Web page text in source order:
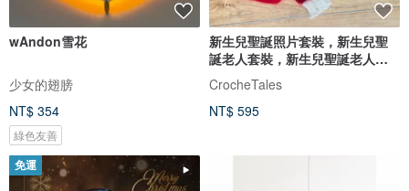
wAndon雪花
少女的翅膀
NT$ 354
綠色友善
新生兒聖誕照片套裝，新生兒聖
誕老人套裝，新生兒聖誕老人帽
子
CrocheTales
NT$ 595
免運